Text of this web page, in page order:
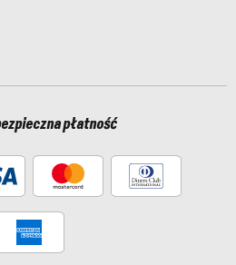
płatność